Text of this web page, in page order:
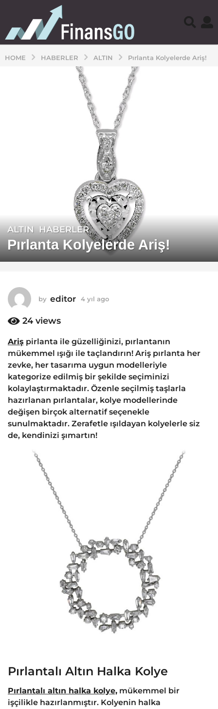
HOME HABERLER ALTIN Pırlanta Kolyelerde Ariş!
4
y
g
o
y
l
a
g
o
ALTIN ,
HABERLER
Pırlanta Kolyelerde Ariş!
by editor 4 yıl ago
g
o
24 views
Ariş pirlanta ile güzelliğinizi, pırlantanın
mükemmel ışığı ile taçlandırın! Ariş pırlanta her
zevke, her tasarıma uygun modelleriyle
kategorize edilmiş bir şekilde seçiminizi
kolaylaştırmaktadır. Özenle seçilmiş taşlarla
hazırlanan pırlantalar, kolye modellerinde
değişen birçok alternatif seçenekle
sunulmaktadır. Zerafetle ışıldayan kolyelerle siz
de, kendinizi şımartın!
Pırlantalı Altın Halka Kolye
Pırlantalı altın halka kolye, mükemmel bir
işçilikle hazırlanmıştır. Kolyenin halka